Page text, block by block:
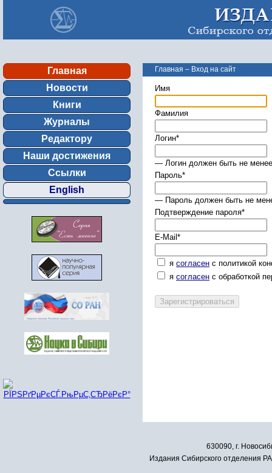
Главная
Новости
Книги
Журналы
Редактору
Наши достижения
Ссылки
English
Главная – Вход на сайт
Имя
Фамилия
Логин*
— Логин должен быть не
Пароль*
— Пароль должен быть не
Подтверждение пароля*
E-Mail *
я согласен с политикой
я согласен с обработкой
630090, г.
Издания Сибирского отделения